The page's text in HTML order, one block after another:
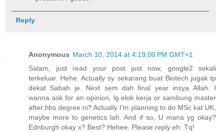
Reply
Anonymous March 10, 2014 at 4:19:00 PM GMT+1
Salam, just read your post just now, google2 sekali
terkeluar. Hehe. Actually sy sekarang buat Biotech jugak tp
dekat Sabah je. Next sem dah final year insya Allah. I
wanna ask for an opinion, lg elok kerja or sambung master
after hbs degree ni? Actually I'm planning to do MSc kat UK,
maybe more to genetics lah. And if so, U mana yg okay?
Ednburgh okay x? Best? Hehee. Please reply eh. Tq!